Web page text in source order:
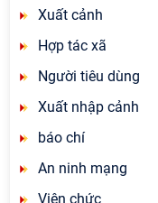
Xuất cảnh
Hợp tác xã
Người tiêu dùng
Xuất nhập cảnh
báo chí
An ninh mạng
Viên chức